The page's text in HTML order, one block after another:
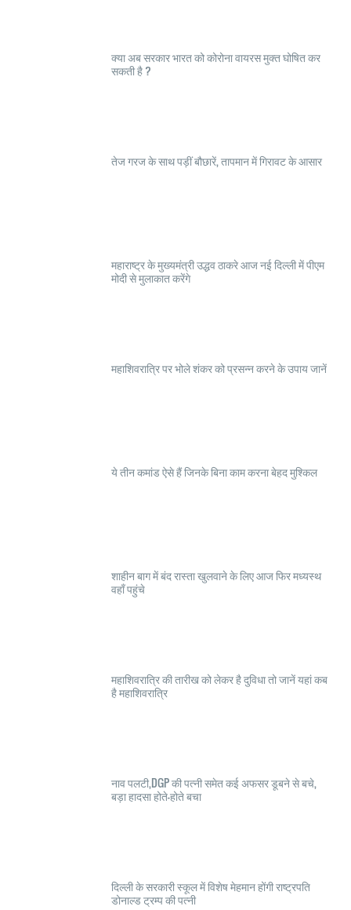
क्या अब सरकार भारत को कोरोना वायरस मुक्त घोषित कर
सकती है ?
तेज गरज के साथ पड़ीं बौछारें, तापमान में गिरावट के आसार
महाराष्ट्र के मुख्यमंत्री उद्धव ठाकरे आज नई दिल्ली में पीएम
मोदी से मुलाकात करेंगे
महाशिवरात्रि पर भोले शंकर को प्रसन्न करने के उपाय जानें
ये तीन कमांड ऐसे हैं जिनके बिना काम करना बेहद मुश्किल
शाहीन बाग में बंद रास्ता खुलवाने के लिए आज फिर मध्यस्थ
वहाँ पहुंचे
महाशिवरात्रि की तारीख को लेकर है दुविधा तो जानें यहां कब
है महाशिवरात्रि
नाव पलटी,DGP की पत्नी समेत कई अफसर डूबने से बचे,
बड़ा हादसा होते-होते बचा
दिल्ली के सरकारी स्कूल में विशेष मेहमान होंगी राष्ट्रपति
डोनाल्ड ट्रम्प की पत्नी